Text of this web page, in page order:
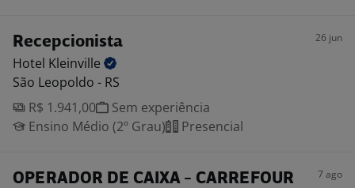
Recepcionista 26 jun
Hotel Kleinville
São Leopoldo - RS
R$ 1.941,00
Sem experiência
Ensino Médio (2º Grau)
Presencial
OPERADOR DE CAIXA - CARREFOUR
7 ago